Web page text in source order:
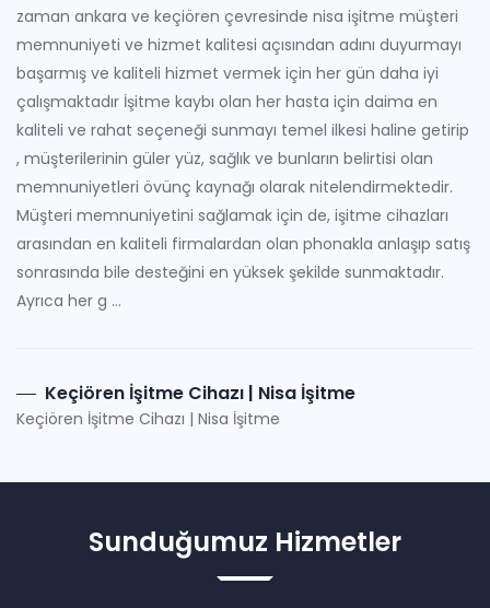
zaman ankara ve keçiören çevresinde nisa işitme müşteri
memnuniyeti ve hizmet kalitesi açısından adını duyurmayı
başarmış ve kaliteli hizmet vermek için her gün daha iyi
çalışmaktadır İşitme kaybı olan her hasta için daima en
kaliteli ve rahat seçeneği sunmayı temel ilkesi haline getirip
, müşterilerinin güler yüz, sağlık ve bunların belirtisi olan
memnuniyetleri övünç kaynağı olarak nitelendirmektedir.
Müşteri memnuniyetini sağlamak için de, işitme cihazları
arasından en kaliteli firmalardan olan phonakla anlaşıp satış
sonrasında bile desteğini en yüksek şekilde sunmaktadır.
Ayrıca her g ...
Keçiören İşitme Cihazı | Nisa İşitme
Keçiören İşitme Cihazı | Nisa İşitme
Sunduğumuz Hizmetler